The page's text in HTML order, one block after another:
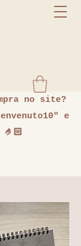
no site?
e